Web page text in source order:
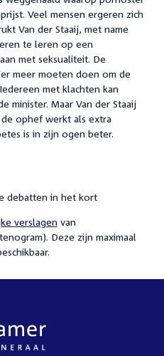
Veel mensen ergeren zich
Van der Staaij, met name
te leren op een
met seksualiteit. De
meer moeten doen om de
met klachten kan
minister. Maar Van der Staaij
ophef werkt als extra
is in zijn ogen beter.
debatten in het kort
verslagenvan
Deze zijn maximaal